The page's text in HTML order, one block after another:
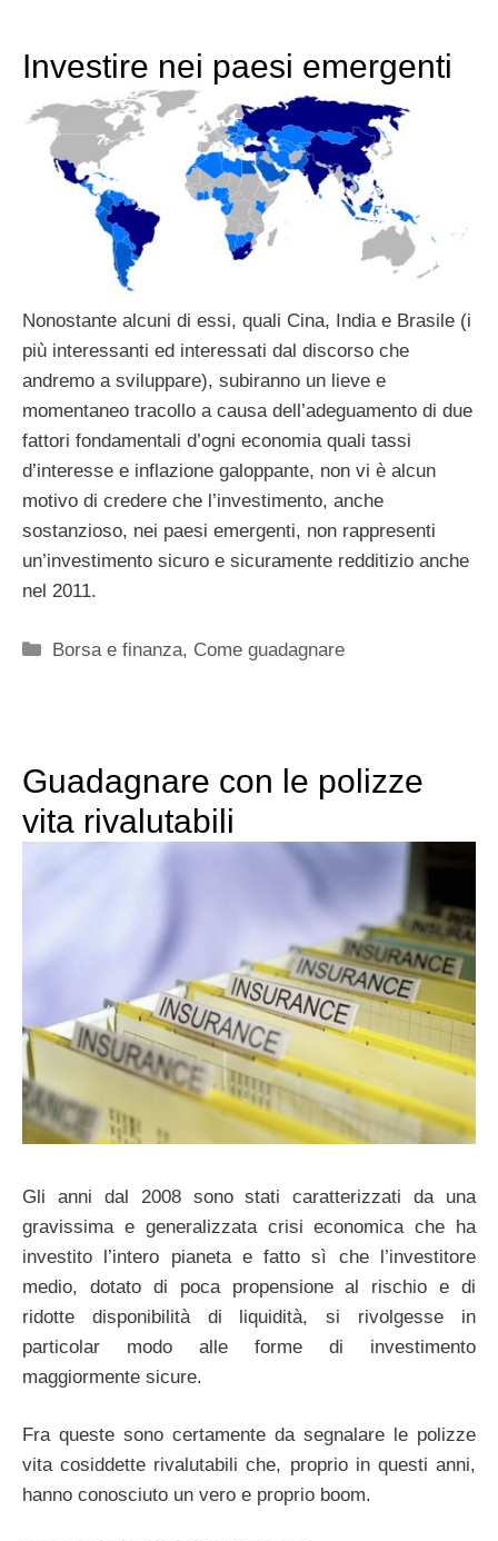
Investire nei paesi emergenti
Nonostante alcuni di essi, quali Cina, India e Brasile (i
più interessanti ed interessati dal discorso che
andremo a sviluppare), subiranno un lieve e
momentaneo tracollo a causa dell’adeguamento di due
fattori fondamentali d’ogni economia quali tassi
d’interesse e inflazione galoppante, non vi è alcun
motivo di credere che l’investimento, anche
sostanzioso, nei paesi emergenti, non rappresenti
un’investimento sicuro e sicuramente redditizio anche
nel 2011.
Categorie
Borsa e finanza, Come guadagnare
Guadagnare con le polizze
vita rivalutabili
Gli anni dal 2008 sono stati caratterizzati da una
gravissima e generalizzata crisi economica che ha
investito l’intero pianeta e fatto sì che l’investitore
medio, dotato di poca propensione al rischio e di
ridotte disponibilità di liquidità, si rivolgesse in
particolar modo alle forme di investimento
maggiormente sicure.
Fra queste sono certamente da segnalare le polizze
vita cosiddette rivalutabili che, proprio in questi anni,
hanno conosciuto un vero e proprio boom.